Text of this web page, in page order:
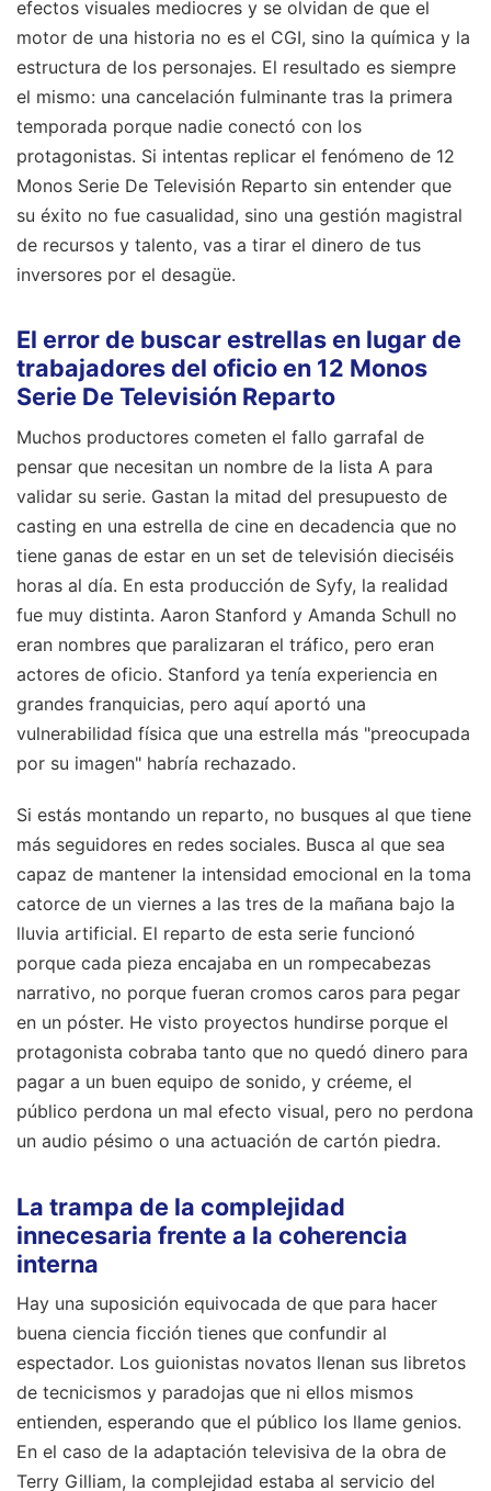
efectos visuales mediocres y se olvidan de que el
motor de una historia no es el CGI, sino la química y la
estructura de los personajes. El resultado es siempre
el mismo: una cancelación fulminante tras la primera
temporada porque nadie conectó con los
protagonistas. Si intentas replicar el fenómeno de 12
Monos Serie De Televisión Reparto sin entender que
su éxito no fue casualidad, sino una gestión magistral
de recursos y talento, vas a tirar el dinero de tus
inversores por el desagüe.
El error de buscar estrellas en lugar de
trabajadores del oficio en 12 Monos
Serie De Televisión Reparto
Muchos productores cometen el fallo garrafal de
pensar que necesitan un nombre de la lista A para
validar su serie. Gastan la mitad del presupuesto de
casting en una estrella de cine en decadencia que no
tiene ganas de estar en un set de televisión dieciséis
horas al día. En esta producción de Syfy, la realidad
fue muy distinta. Aaron Stanford y Amanda Schull no
eran nombres que paralizaran el tráfico, pero eran
actores de oficio. Stanford ya tenía experiencia en
grandes franquicias, pero aquí aportó una
vulnerabilidad física que una estrella más "preocupada
por su imagen" habría rechazado.
Si estás montando un reparto, no busques al que tiene
más seguidores en redes sociales. Busca al que sea
capaz de mantener la intensidad emocional en la toma
catorce de un viernes a las tres de la mañana bajo la
lluvia artificial. El reparto de esta serie funcionó
porque cada pieza encajaba en un rompecabezas
narrativo, no porque fueran cromos caros para pegar
en un póster. He visto proyectos hundirse porque el
protagonista cobraba tanto que no quedó dinero para
pagar a un buen equipo de sonido, y créeme, el
público perdona un mal efecto visual, pero no perdona
un audio pésimo o una actuación de cartón piedra.
La trampa de la complejidad
innecesaria frente a la coherencia
interna
Hay una suposición equivocada de que para hacer
buena ciencia ficción tienes que confundir al
espectador. Los guionistas novatos llenan sus libretos
de tecnicismos y paradojas que ni ellos mismos
entienden, esperando que el público los llame genios.
En el caso de la adaptación televisiva de la obra de
Terry Gilliam, la complejidad estaba al servicio del